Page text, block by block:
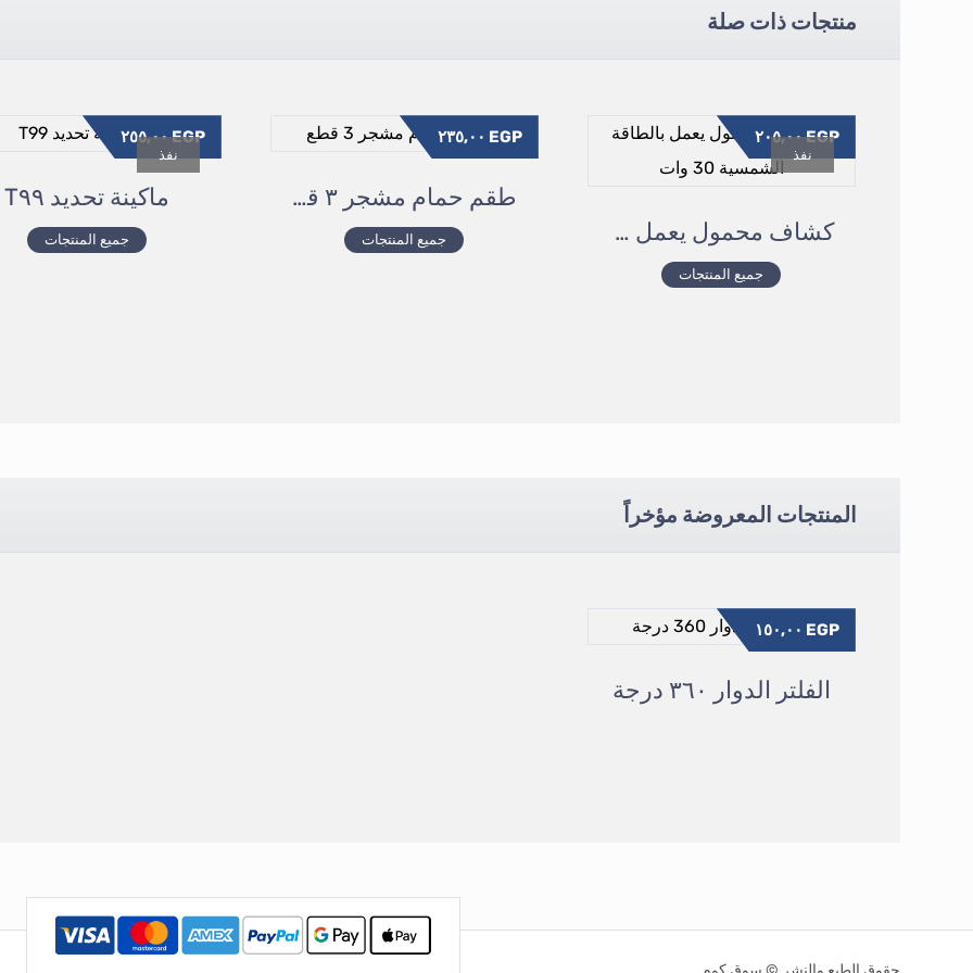
منتجات ذات صلة
كشاف محمول يعمل بالطاقة الشمسية ٣٠ وات
جميع المنتجات
٢٠٥,٠٠EGP
نفذ
طقم حمام مشجر ٣ قطع
جميع المنتجات
EGP
ماكينة تحديد T٩٩
جميع المنتجات
٢٥٥,٠٠EGP
نفذ
المنتجات المعروضة مؤخراً
الفلتر الدوار ٣٦٠ درجة
EGP